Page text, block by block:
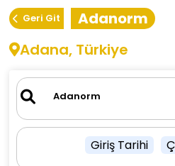
Geri Git
Adanorm
Adana, Türkiye
Giriş Tarihi